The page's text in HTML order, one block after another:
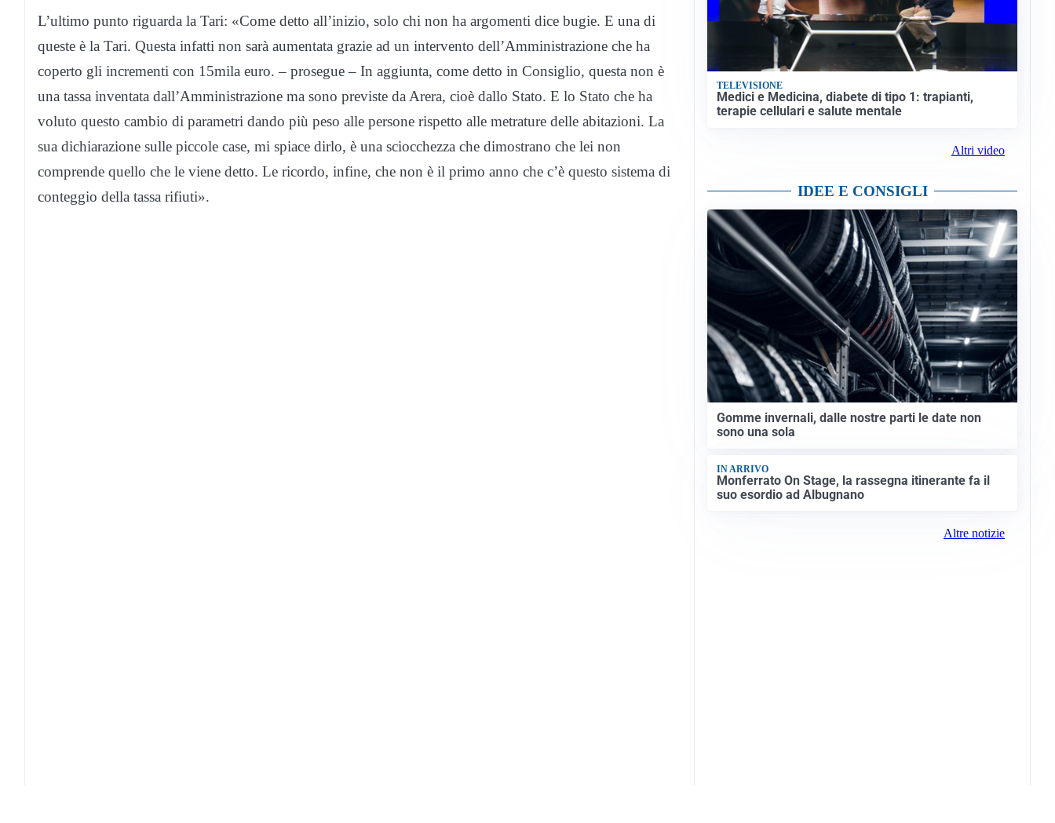
L’ultimo punto riguarda la Tari: «Come detto all’inizio, solo chi non ha argomenti dice bugie. E una di
queste è la Tari. Questa infatti non sarà aumentata grazie ad un intervento dell’Amministrazione che ha
coperto gli incrementi con 15mila euro. – prosegue – In aggiunta, come detto in Consiglio, questa non è
una tassa inventata dall’Amministrazione ma sono previste da Arera, cioè dallo Stato. E lo Stato che ha
voluto questo cambio di parametri dando più peso alle persone rispetto alle metrature delle abitazioni. La
sua dichiarazione sulle piccole case, mi spiace dirlo, è una sciocchezza che dimostrano che lei non
comprende quello che le viene detto. Le ricordo, infine, che non è il primo anno che c’è questo sistema di
conteggio della tassa rifiuti».
TELEVISIONE
Medici e Medicina, diabete di tipo 1: trapianti,
terapie cellulari e salute mentale
Altri video
IDEE E CONSIGLI
Gomme invernali, dalle nostre parti le date non
sono una sola
IN ARRIVO
Monferrato On Stage, la rassegna itinerante fa il
suo esordio ad Albugnano
Altre notizie